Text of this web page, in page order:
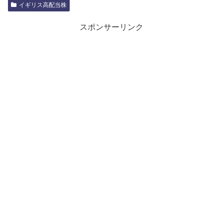
イギリス高配当株
スポンサーリンク